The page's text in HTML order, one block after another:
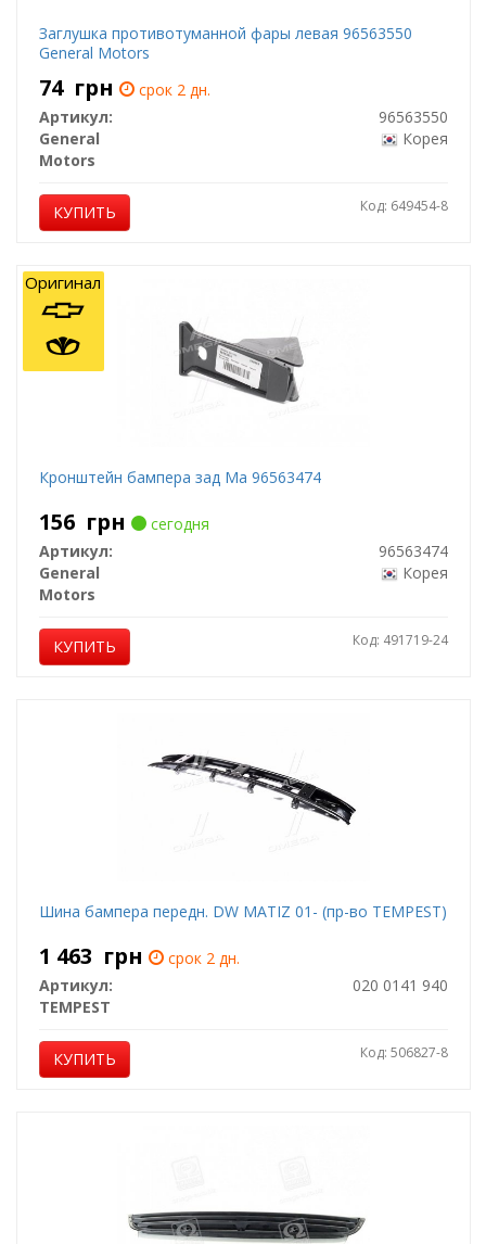
Заглушка противотуманной фары левая 96563550
General Motors
74 грн
срок 2 дн.
Артикул:
96563550
General
Motors
Корея
КУПИТЬ Код: 649454-8
Кронштейн бампера зад Ma 96563474
156 грн
сегодня
Артикул:
96563474
General
Motors
Корея
КУПИТЬ Код: 491719-24
Оригинал
Шина бампера передн. DW MATIZ 01- (пр-во TEMPEST)
1 463 грн
срок 2 дн.
Артикул:
020 0141 940
TEMPEST
КУПИТЬ Код: 506827-8